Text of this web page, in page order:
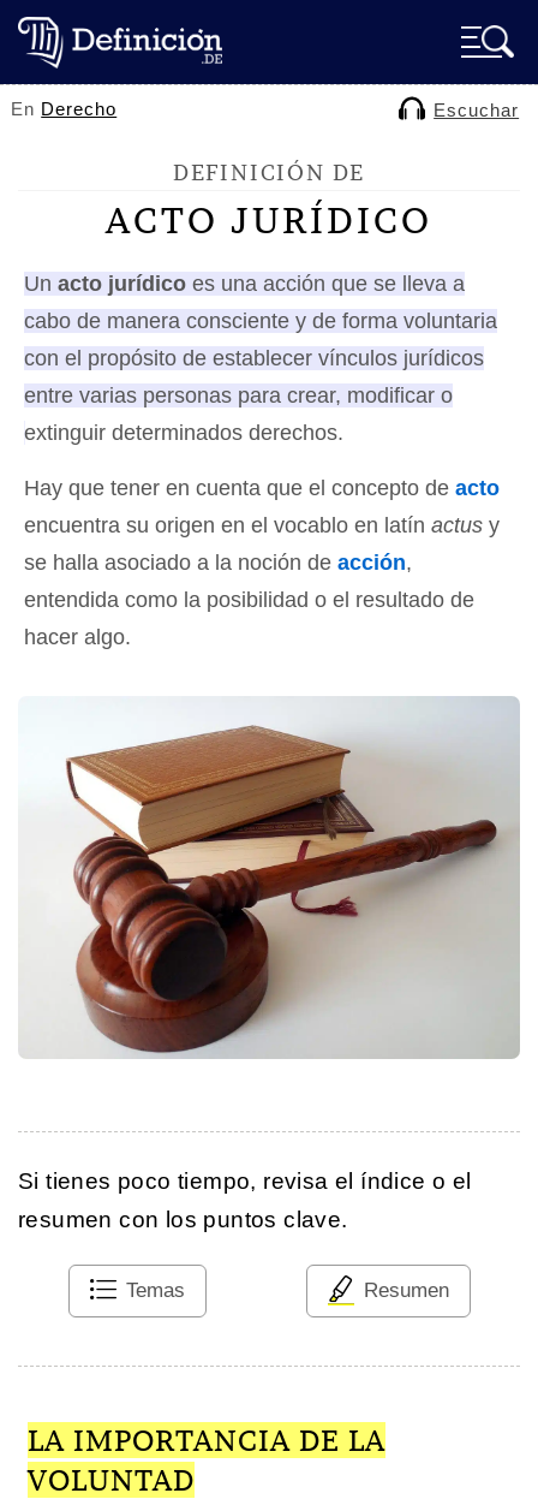
En Derecho Escuchar
DEFINICIÓN DE
ACTO JURÍDICO
Un acto jurídico es una acción que se lleva a
cabo de manera consciente y de forma voluntaria
con el propósito de establecer vínculos jurídicos
entre varias personas para crear, modificar o
extinguir determinados derechos.
Hay que tener en cuenta que el concepto de acto
encuentra su origen en el vocablo en latín actus y
se halla asociado a la noción de acción,
entendida como la posibilidad o el resultado de
hacer algo.
Si tienes poco tiempo, revisa el índice o el
resumen con los puntos clave.
Temas Resumen
LA IMPORTANCIA DE LA
VOLUNTAD